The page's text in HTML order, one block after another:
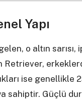
Yapı
o altın
ise genellikle
sahiptir. Güçlü